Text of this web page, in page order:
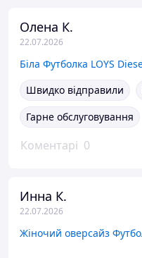
Олена К.
22.07.2026
Швидко відправили
Гарне обслуговування
Коментарі 0
Инна К.
22.07.2026